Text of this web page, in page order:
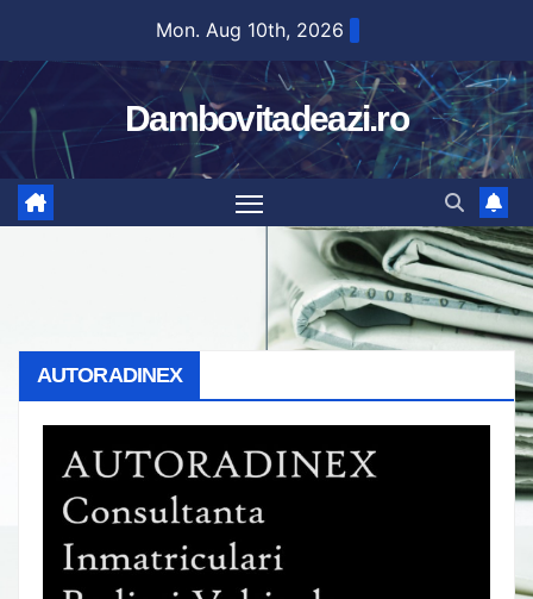
content
Mon. Aug 10th, 2026
Dambovitadeazi.ro
AUTORADINEX